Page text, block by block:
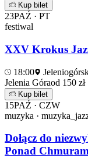
Kup bilet
23PAŹ · PT
festiwal
XXV Krokus
18:00
Jelenia Góraod 150 zł
Kup bilet
15PAŹ · CZW
muzyka ·
Dołącz do
Ponad